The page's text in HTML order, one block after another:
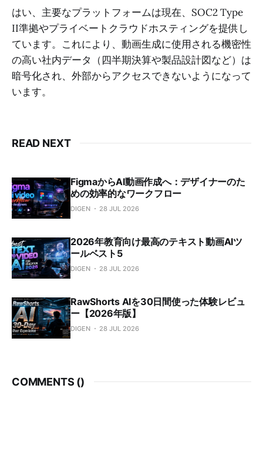
はい、主要なプラットフォームは現在、SOC2 Type
II準拠やプライベートクラウドホスティングを提供し
ています。これにより、動画生成に使用される機密性
の高い社内データ（四半期決算や製品設計図など）は
暗号化され、外部からアクセスできないようになって
います。
READ NEXT
FigmaからAI動画作成へ：デザイナーのた
めの効率的なワークフロー
DIGEN 28 JUL 2026
2026年教育向け最高のテキスト動画AIツ
ールベスト5
DIGEN 28 JUL 2026
RawShorts AIを30日間使った体験レビュ
ー【2026年版】
DIGEN 28 JUL 2026
COMMENTS ()